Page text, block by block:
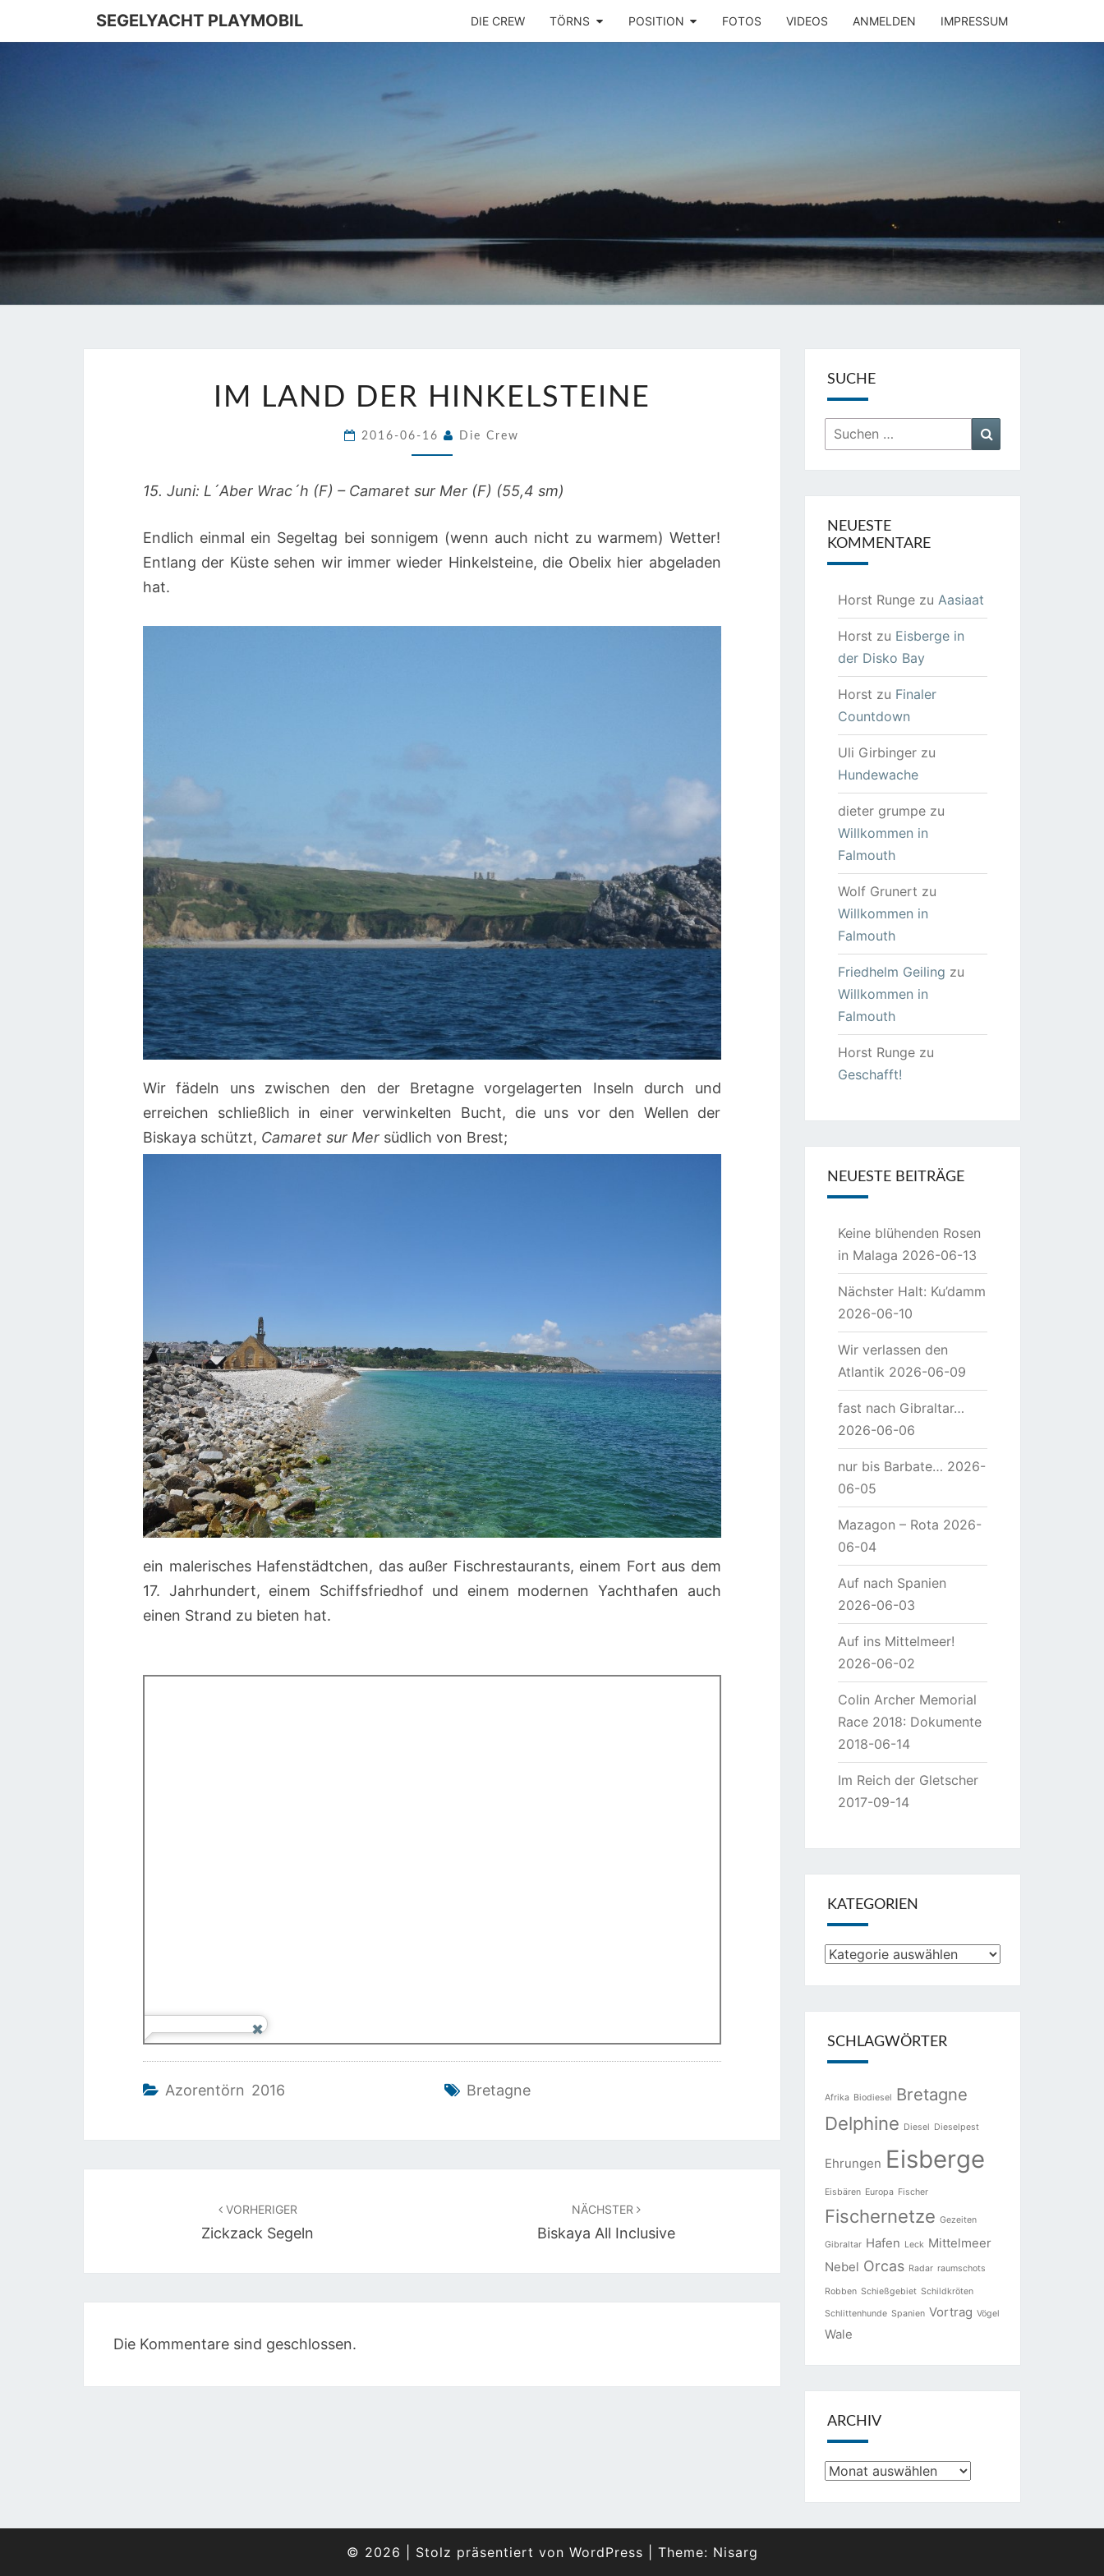
SEGELYACHT PLAYMOBIL DIE CREW TÖRNS POSITION FOTOS VIDEOS ANMELDEN IMPRESSUM
SEGELYACHT
PLAYMOBIL
Mittelmeer!
LAND
IM LAND DER HINKELSTEINE
2016-06-16 Die Crew
15. Juni: L´Aber Wrac´h (F) – Camaret sur Mer (F) (55,4 sm)
Endlich einmal ein Segeltag bei sonnigem (wenn auch nicht zu warmem) Wetter!
Entlang der Küste sehen wir immer wieder Hinkelsteine, die Obelix hier abgeladen
hat.
Wir fädeln uns zwischen den der Bretagne vorgelagerten Inseln durch und
erreichen schließlich in einer verwinkelten Bucht, die uns vor den Wellen der
Biskaya schützt, Camaret sur Mer südlich von Brest;
ein malerisches Hafenstädtchen, das außer Fischrestaurants, einem Fort aus dem
17. Jahrhundert, einem Schiffsfriedhof und einem modernen Yachthafen auch
einen Strand zu bieten hat.
Azorentörn 2016 Bretagne
VORHERIGER
Zickzack Segeln
NÄCHSTER
Biskaya All Inclusive
Die Kommentare sind geschlossen.
SUCHE
Suchen
nach:
NEUESTE
KOMMENTARE
Horst Rungezu Aasiaat
Horst zu Eisberge in
der Disko Bay
Horst zu Finaler
Countdown
Uli Girbingerzu
Hundewache
dieter grumpezu
Willkommen in
Falmouth
Wolf Grunert zu
Willkommen in
Falmouth
Friedhelm Geiling zu
Willkommen in
Falmouth
Horst Rungezu
Geschafft!
NEUESTE BEITRÄGE
Keine blühenden Rosen
in Malaga 2026-06-13
Nächster Halt: Ku’damm
2026-06-10
Wir verlassen den
Atlantik 2026-06-09
fast nach Gibraltar…
2026-06-06
nur bis Barbate… 2026-
06-05
Mazagon – Rota 2026-
06-04
Auf nach Spanien
2026-06-03
Auf ins Mittelmeer!
2026-06-02
Colin Archer Memorial
Race 2018: Dokumente
2018-06-14
Im Reich der Gletscher
2017-09-14
KATEGORIEN
Kategorien
SCHLAGWÖRTER
Afrika Biodiesel Bretagne
Delphine Diesel Dieselpest
Ehrungen Eisberge
Eisbären Europa Fischer
Fischernetze Gezeiten
Gibraltar Hafen Leck Mittelmeer
Nebel Orcas Radar raumschots
Robben Schießgebiet Schildkröten
Schlittenhunde Spanien Vortrag Vögel
Wale
ARCHIV
Archiv
© 2026 Stolz präsentiert von WordPress Theme: Nisarg